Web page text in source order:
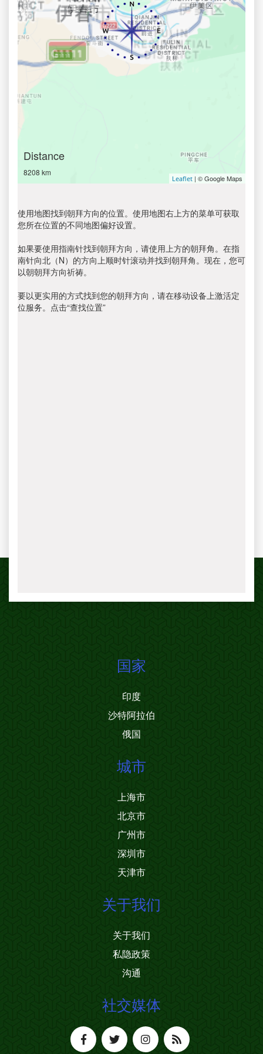
Distance
8208 km
Leaflet | © Google Maps
使用地图找到朝拜方向的位置。使用地图右上方的菜单可获取
您所在位置的不同地图偏好设置。
如果要使用指南针找到朝拜方向，请使用上方的朝拜角。在指
南针向北（N）的方向上顺时针滚动并找到朝拜角。现在，您可
以朝朝拜方向祈祷。
要以更实用的方式找到您的朝拜方向，请在移动设备上激活定
位服务。点击“查找位置”
国家
印度
沙特阿拉伯
俄国
城市
上海市
北京市
广州市
深圳市
天津市
关于我们
关于我们
私隐政策
沟通
社交媒体